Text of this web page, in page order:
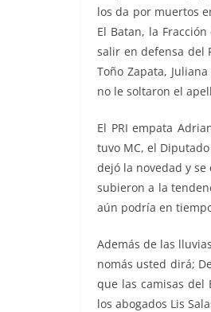
los da por muertos
El Batan, la
salir en defensa del
Toño Zapata,
no le soltaron el
El PRI empata
tuvo MC, el
dejó la novedad y
subieron a la
aún podría en
Además de las
nomás usted dirá;
que las camisas del
los abogados Lis